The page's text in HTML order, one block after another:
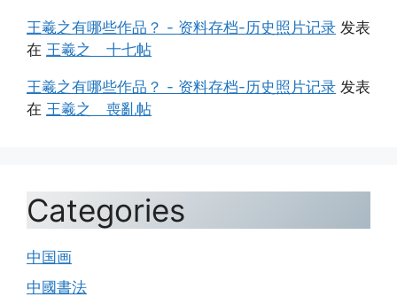
王羲之有哪些作品？ - 资料存档-历史照片记录 发表
在 王羲之 十七帖
王羲之有哪些作品？ - 资料存档-历史照片记录 发表
在 王羲之 喪亂帖
Categories
中国画
中國書法